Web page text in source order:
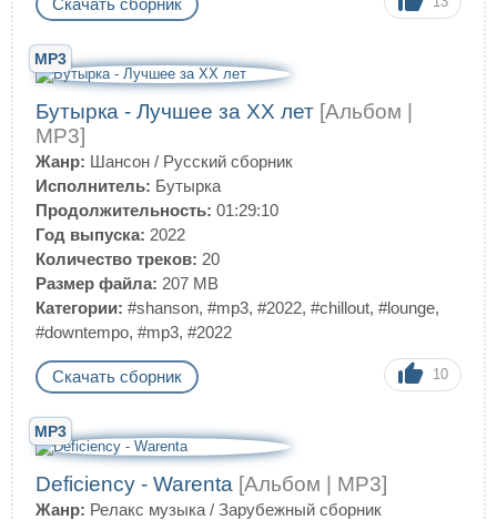
Скачать сборник
MP3
Бутырка - Лучшее за ХХ лет [Альбом |
MP3]
Жанр: Шансон / Русский сборник
Исполнитель: Бутырка
Продолжительность: 01:29:10
Год выпуска: 2022
Количество треков: 20
Размер файла: 207 MB
Категории: #shanson, #mp3, #2022, #сhillout, #lounge,
#downtempo, #mp3, #2022
Скачать сборник 10
MP3
Deficiency - Warenta [Альбом | MP3]
Жанр: Релакс музыка / Зарубежный сборник